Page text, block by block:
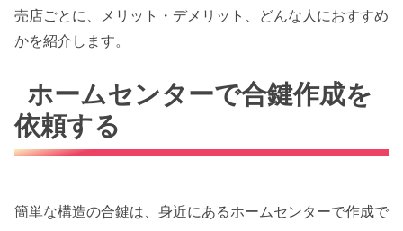
売店ごとに、メリット・デメリット、どんな人におすすめ
かを紹介します。
ホームセンターで合鍵作成を
依頼する
簡単な構造の合鍵は、身近にあるホームセンターで作成で